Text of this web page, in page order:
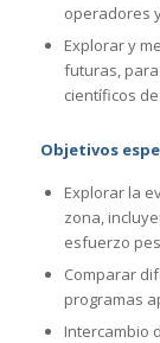
operadores
Explorar y
futuras,
científicos
Objetivos
Explorar la
zona,
esfuerzo
Comparar
programas
Intercambio